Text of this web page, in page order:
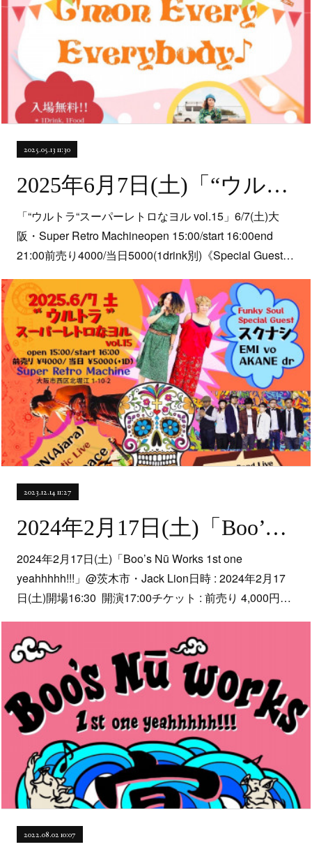
2025.05.13 11:30
2025年6月7日(土)「“ウルトラ”スーパーレトロなヨルvol.15」＠北堀江・Super Retro Machine
「“ウルトラ“スーパーレトロなヨル vol.15」6/7(土)大
阪・Super Retro Machineopen 15:00/start 16:00end
21:00前売り4000/当日5000(1drink別)《Special Guest…
2023.12.14 11:27
2024年2月17日(土)「Boo’s Nū Works 1st one yeahhhhh!!!」@茨木市・Jack Lion【band set】
2024年2月17日(土)「Boo’s Nū Works 1st one
yeahhhhh!!!」@茨木市・Jack Lion日時 : 2024年2月17
日(土)開場16:30 開演17:00チケット : 前売り 4,000円…
2022.08.02 10:07